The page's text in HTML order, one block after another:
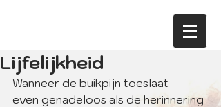
Lijfelijkheid
Wanneer de buikpijn toeslaat
even genadeloos als de herinnering